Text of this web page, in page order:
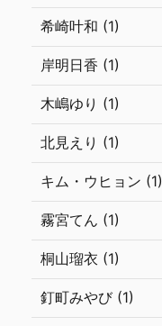
希崎叶和 (1)
岸明日香 (1)
木嶋ゆり (1)
北見えり (1)
キム・ウヒョン (1)
霧宮てん (1)
桐山瑠衣 (1)
釘町みやび (1)